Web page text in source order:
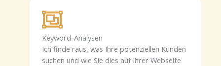
Keyword-Analysen
Ich finde raus, was Ihre potenziellen Kunden
suchen und wie Sie dies auf Ihrer Webseite